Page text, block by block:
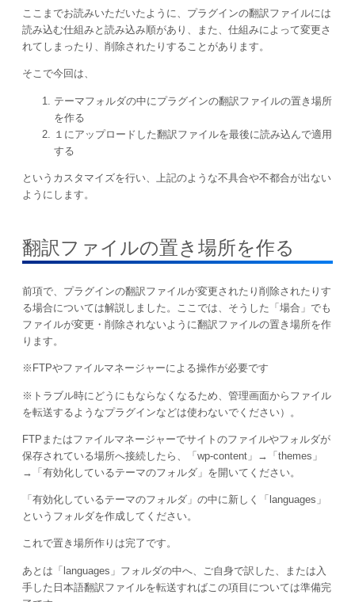
ここまでお読みいただいたように、プラグインの翻訳ファイルには
読み込む仕組みと読み込み順があり、また、仕組みによって変更さ
れてしまったり、削除されたりすることがあります。
そこで今回は、
テーマフォルダの中にプラグインの翻訳ファイルの置き場所
を作る
１にアップロードした翻訳ファイルを最後に読み込んで適用
する
というカスタマイズを行い、上記のような不具合や不都合が出ない
ようにします。
翻訳ファイルの置き場所を作る
前項で、プラグインの翻訳ファイルが変更されたり削除されたりす
る場合については解説しました。ここでは、そうした「場合」でも
ファイルが変更・削除されないように翻訳ファイルの置き場所を作
ります。
※FTPやファイルマネージャーによる操作が必要です
※トラブル時にどうにもならなくなるため、管理画面からファイル
を転送するようなプラグインなどは使わないでください）。
FTPまたはファイルマネージャーでサイトのファイルやフォルダが
保存されている場所へ接続したら、「wp-content」→「themes」
→「有効化しているテーマのフォルダ」を開いてください。
「有効化しているテーマのフォルダ」の中に新しく「languages」
というフォルダを作成してください。
これで置き場所作りは完了です。
あとは「languages」フォルダの中へ、ご自身で訳した、または入
手した日本語翻訳ファイルを転送すればこの項目については準備完